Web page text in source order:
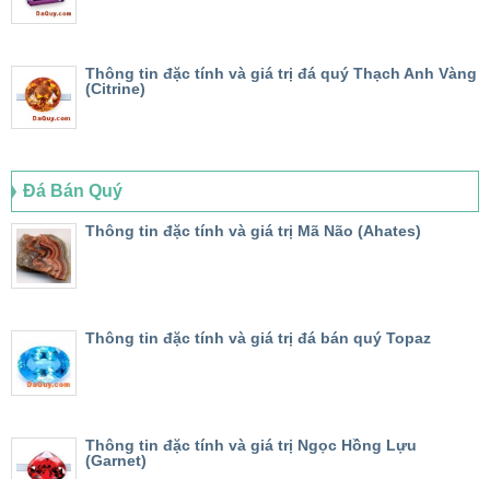
Thông tin đặc tính và giá trị đá quý Thạch Anh Vàng
(Citrine)
Đá Bán Quý
Thông tin đặc tính và giá trị Mã Não (Ahates)
Thông tin đặc tính và giá trị đá bán quý Topaz
Thông tin đặc tính và giá trị Ngọc Hồng Lựu
(Garnet)